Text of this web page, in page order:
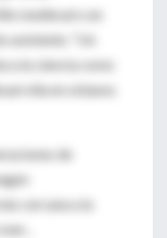
medieval o en
asistente. "Un
a la ciencia como
en sótanos
de
cercana a la